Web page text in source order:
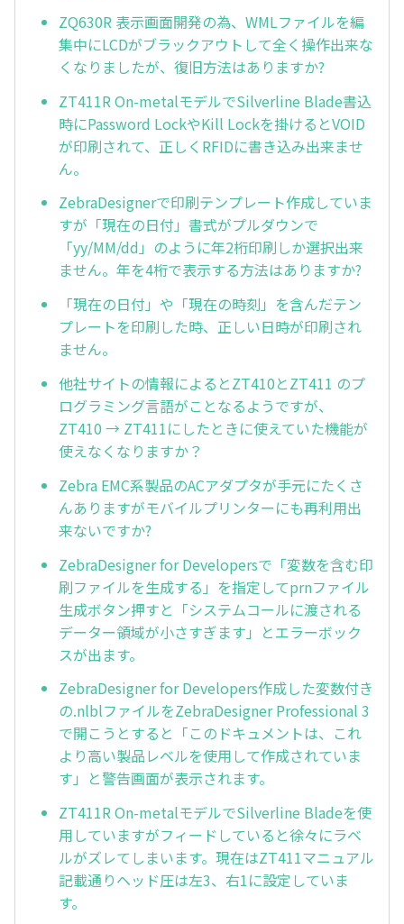
ZQ630R 表示画面開発の為、WMLファイルを編
集中にLCDがブラックアウトして全く操作出来な
くなりましたが、復旧方法はありますか?
ZT411R On-metalモデルでSilverline Blade書込
時にPassword LockやKill Lockを掛けるとVOID
が印刷されて、正しくRFIDに書き込み出来ませ
ん。
ZebraDesignerで印刷テンプレート作成していま
すが「現在の日付」書式がプルダウンで
「yy/MM/dd」のように年2桁印刷しか選択出来
ません。年を4桁で表示する方法はありますか?
「現在の日付」や「現在の時刻」を含んだテン
プレートを印刷した時、正しい日時が印刷され
ません。
他社サイトの情報によるとZT410とZT411 のプ
ログラミング言語がことなるようですが、
ZT410 → ZT411にしたときに使えていた機能が
使えなくなりますか？
Zebra EMC系製品のACアダプタが手元にたくさ
んありますがモバイルプリンターにも再利用出
来ないですか?
ZebraDesigner for Developersで「変数を含む印
刷ファイルを生成する」を指定してprnファイル
生成ボタン押すと「システムコールに渡される
データー領域が小さすぎます」とエラーボック
スが出ます。
ZebraDesigner for Developers作成した変数付き
の.nlblファイルをZebraDesigner Professional 3
で開こうとすると「このドキュメントは、これ
より高い製品レベルを使用して作成されていま
す」と警告画面が表示されます。
ZT411R On-metalモデルでSilverline Bladeを使
用していますがフィードしていると徐々にラベ
ルがズレてしまいます。現在はZT411マニュアル
記載通りヘッド圧は左3、右1に設定していま
す。